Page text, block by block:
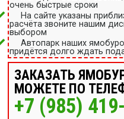
очень быстрые сроки
На сайте указаны
расчёта звоните нашим
выбором
Автопарк наших
придётся долго ждать
ЗАКАЗАТЬ
МОЖЕТЕ ПО
+7 (985)